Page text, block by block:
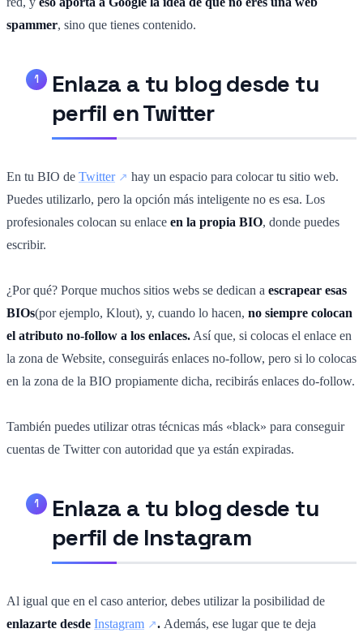
spammer, sino que tienes contenido.
Enlaza a tu blog desde tu
perfil en Twitter
En tu BIO de Twitter
hay un espacio para colocar tu sitio web.
Puedes utilizarlo, pero la opción más inteligente no es esa. Los
profesionales colocan su enlace en la propia BIO, donde puedes
escribir.
¿Por qué? Porque muchos sitios webs se dedican a escrapear esas
BIOs(por ejemplo, Klout), y, cuando lo hacen, no siempre colocan
el atributo no-follow a los enlaces. Así que, si colocas el enlace en
la zona de Website, conseguirás enlaces no-follow, pero si lo colocas
en la zona de la BIO propiamente dicha, recibirás enlaces do-follow.
También puedes utilizar otras técnicas más «black» para conseguir
cuentas de Twitter con autoridad que ya están expiradas.
Enlaza a tu blog desde tu
perfil de Instagram
Al igual que en el caso anterior, debes utilizar la posibilidad de
enlazarte desde Instagram . Además, ese lugar que te deja